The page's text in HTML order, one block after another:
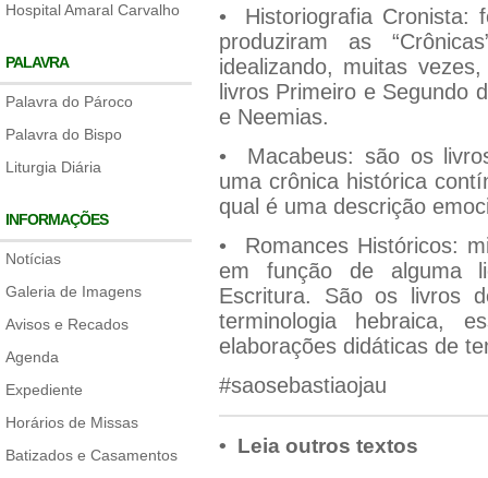
Hospital Amaral Carvalho
PALAVRA
Palavra do Pároco
Palavra do Bispo
Liturgia Diária
INFORMAÇÕES
Notícias
Galeria de Imagens
Avisos e Recados
Agenda
Expediente
Horários de Missas
Batizados e Casamentos
• Historiografia Cronista:
produziram as
idealizando, muitas
livros Primeiro e Segundo
e Neemias.
• Macabeus: são os
uma crônica histórica
qual é uma descrição
• Romances Históricos:
em função de alguma
Escritura. São os livros
terminologia hebraica,
elaborações didáticas de
#saosebastiaojau
• Leia outros textos